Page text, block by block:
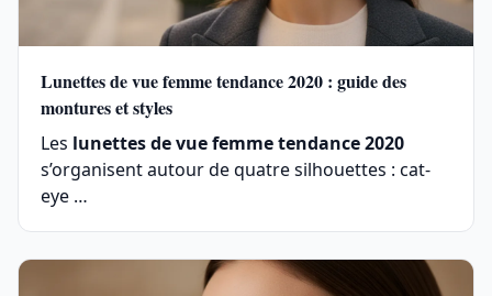
Lunettes de vue femme tendance 2020 : guide des
montures et styles
Les lunettes de vue femme tendance 2020
s’organisent autour de quatre silhouettes : cat-
eye …